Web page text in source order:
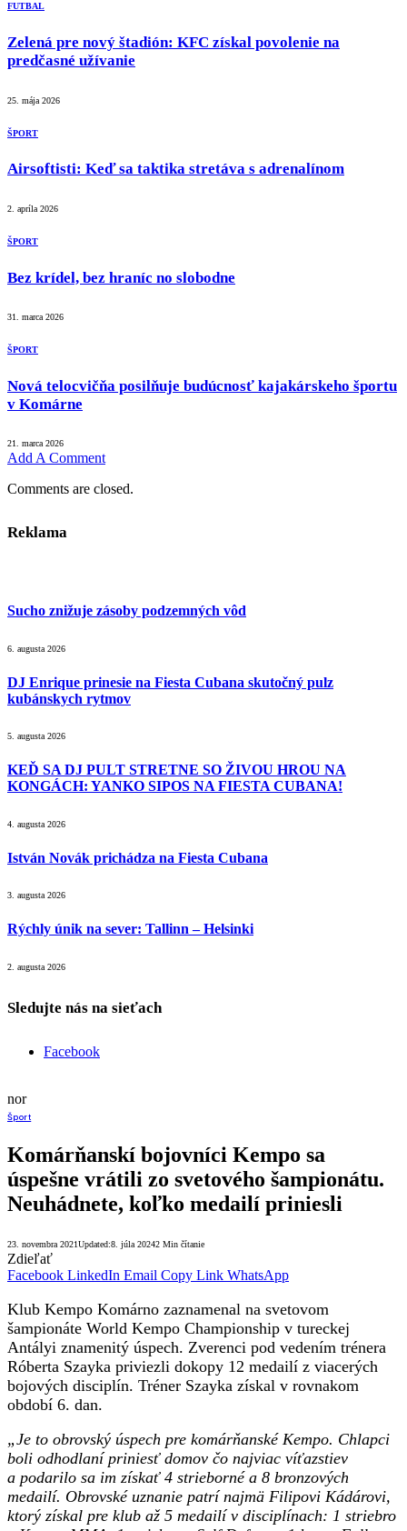
FUTBAL
Zelená pre nový štadión: KFC získal povolenie na
predčasné užívanie
25. mája 2026
ŠPORT
Airsoftisti: Keď sa taktika stretáva s adrenalínom
2. apríla 2026
ŠPORT
Bez krídel, bez hraníc no slobodne
31. marca 2026
ŠPORT
Nová telocvičňa posilňuje budúcnosť kajakárskeho športu
v Komárne
21. marca 2026
Add A Comment
Comments are closed.
Reklama
Sucho znižuje zásoby podzemných vôd
6. augusta 2026
DJ Enrique prinesie na Fiesta Cubana skutočný pulz
kubánskych rytmov
5. augusta 2026
KEĎ SA DJ PULT STRETNE SO ŽIVOU HROU NA
KONGÁCH: YANKO SIPOS NA FIESTA CUBANA!
4. augusta 2026
István Novák prichádza na Fiesta Cubana
3. augusta 2026
Rýchly únik na sever: Tallinn – Helsinki
2. augusta 2026
Sledujte nás na sieťach
Facebook
nor
Šport
Komárňanskí bojovníci Kempo sa
úspešne vrátili zo svetového šampionátu.
Neuhádnete, koľko medailí priniesli
23. novembra 2021Updated:8. júla 20242 Min čítanie
Zdieľať
Facebook LinkedIn Email Copy Link WhatsApp
Klub Kempo Komárno zaznamenal na svetovom
šampionáte World Kempo Championship v tureckej
Antályi znamenitý úspech. Zverenci pod vedením trénera
Róberta Szayka priviezli dokopy 12 medailí z viacerých
bojových disciplín. Tréner Szayka získal v rovnakom
období 6. dan.
„Je to obrovský úspech pre komárňanské Kempo. Chlapci
boli odhodlaní priniesť domov čo najviac víťazstiev
a podarilo sa im získať 4 strieborné a 8 bronzových
medailí. Obrovské uznanie patrí najmä Filipovi Kádárovi,
ktorý získal pre klub až 5 medailív disciplínach: 1 striebro